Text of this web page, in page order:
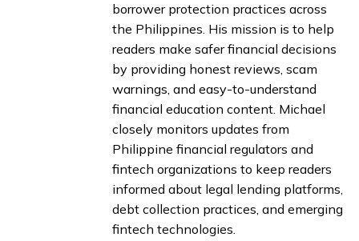
borrower protection practices across
the Philippines. His mission is to help
readers make safer financial decisions
by providing honest reviews, scam
warnings, and easy-to-understand
financial education content. Michael
closely monitors updates from
Philippine financial regulators and
fintech organizations to keep readers
informed about legal lending platforms,
debt collection practices, and emerging
fintech technologies.